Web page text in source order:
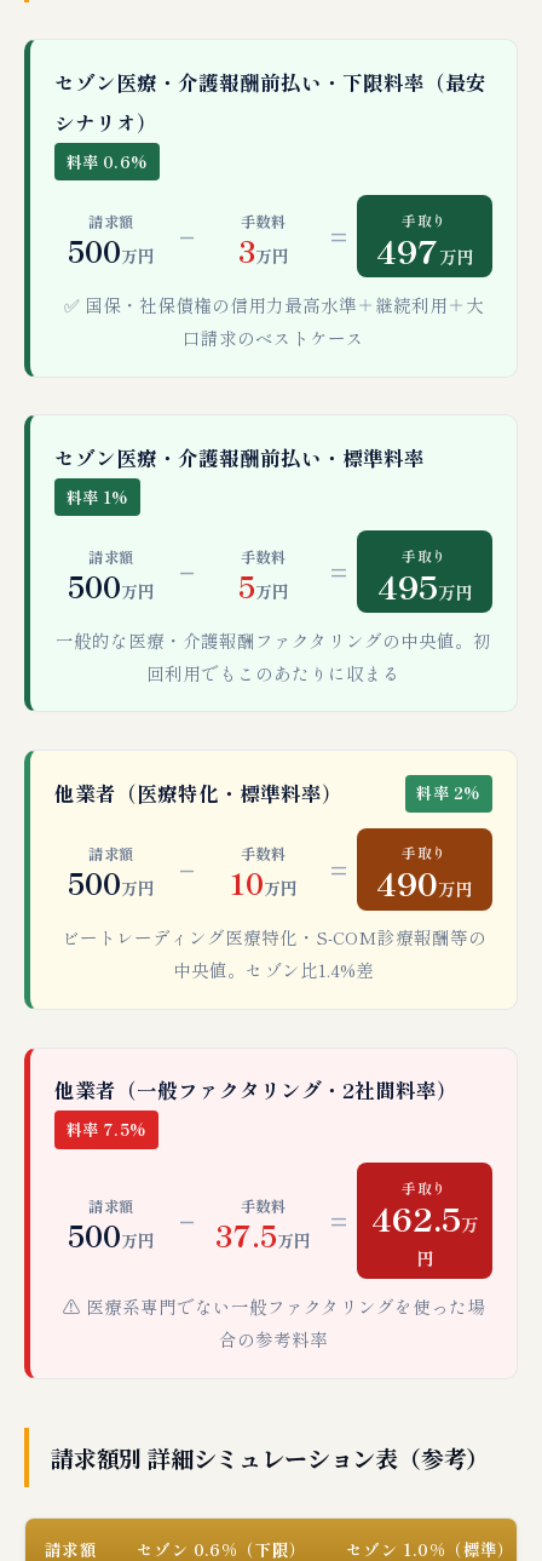
セゾン医療・介護報酬前払い・下限料率（最安
シナリオ）
料率 0.6%
請求額
500万円
− 手数料
3万円
= 手取り
497万円
✅ 国保・社保債権の信用力最高水準＋継続利用＋大
口請求のベストケース
セゾン医療・介護報酬前払い・標準料率
料率 1%
請求額
500万円
− 手数料
5万円
= 手取り
495万円
一般的な医療・介護報酬ファクタリングの中央値。初
回利用でもこのあたりに収まる
他業者（医療特化・標準料率） 料率 2%
請求額
500万円
− 手数料
10万円
= 手取り
490万円
ビートレーディング医療特化・S-COM診療報酬等の
中央値。セゾン比1.4%差
他業者（一般ファクタリング・2社間料率）
料率 7.5%
請求額
500万円
− 手数料
37.5万円
=
手取り
462.5万
円
⚠️ 医療系専門でない一般ファクタリングを使った場
合の参考料率
請求額別 詳細シミュレーション表（参考）
請求額 セゾン 0.6%（下限） セゾン 1.0%（標準）